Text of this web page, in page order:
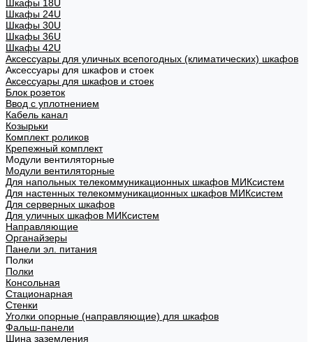
Шкафы 18U
Шкафы 24U
Шкафы 30U
Шкафы 36U
Шкафы 42U
Аксессуары для уличных всепогодных (климатических) шкафов
Аксессуары для шкафов и стоек
Аксессуары для шкафов и стоек
Блок розеток
Ввод с уплотнением
Кабель канал
Козырьки
Комплект роликов
Крепежный комплект
Модули вентиляторные
Модули вентиляторные
Для напольных телекоммуникационных шкафов МИКсистем
Для настенных телекоммуникационных шкафов МИКсистем
Для серверных шкафов
Для уличных шкафов МИКсистем
Направляющие
Органайзеры
Панели эл. питания
Полки
Полки
Консольная
Стационарная
Стенки
Уголки опорные (направляющие) для шкафов
Фальш-панели
Шина заземления